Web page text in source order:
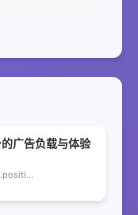
广告负载与体验